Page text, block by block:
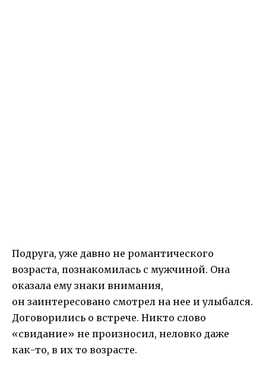
Подруга, уже давно не романтического
возраста, познакомилась с мужчиной. Она
оказала ему знаки внимания,
он заинтересовано смотрел на нее и улыбался.
Договорились о встрече. Никто слово
«свидание» не произносил, неловко даже
как-то, в их то возрасте.